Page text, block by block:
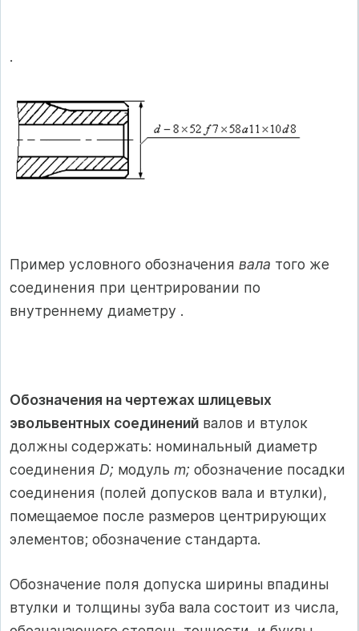
.
Пример условного обозначения вала того же
соединения при центрировании по
внутреннему диаметру .
Обозначения на чертежах шлицевых
эвольвентных соединений валов и втулок
должны содержать: номинальный диаметр
соединения D; модуль m; обозначение посадки
соединения (полей допусков вала и втулки),
помещаемое после размеров центрирующих
элементов; обозначение стандарта.
Обозначение поля допуска ширины впадины
втулки и толщины зуба вала состоит из числа,